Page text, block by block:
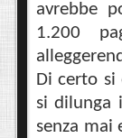
avrebbe
1.200
Di certo si
si dilunga
senza mai